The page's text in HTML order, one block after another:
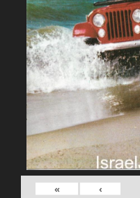
›
»